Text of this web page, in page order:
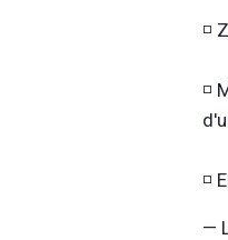
◽
◽
◽
—